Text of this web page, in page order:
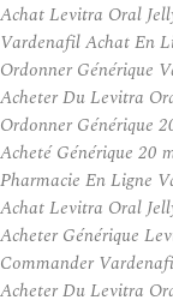
Achat Levitra Oral
Vardenafil Achat En
Ordonner Générique
Acheter Du Levitra
Ordonner Générique
Acheté Générique 20
Pharmacie En Ligne
Achat Levitra Oral
Acheter Générique
Commander
Acheter Du Levitra